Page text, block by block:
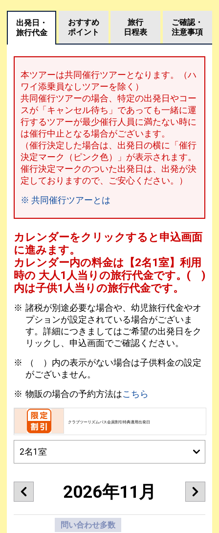
出発日・
旅行代金
おすすめ
ポイント
旅行
日程表
ご確認・
注意事項
本ツアーは共同催行ツアーとなります。（ハ
ワイ添乗員なしツアーを除く）
共同催行ツアーの場合、特定の出発日やコー
スが「キャンセル待ち」であっても一緒に運
行するツアーが最少催行人員に満たない時に
は催行中止となる場合がございます。
（催行決定した場合は、出発日の横に「催行
決定マーク（ピンク色）」が表示されます。
催行決定マークのついた出発日は、出発が決
定しておりますので、ご安心ください。）
※ 共同催行ツアーとは
カレンダーをクリックすると申込画面
に進みます。
カレンダー内の料金は 【2名1室】利用
時の 大人1人当りの旅行代金です。 ( )
内は子供1人当りの旅行代金です。
諸税が別途必要な場合や、幼児旅行代金やオ
プションが設定されている場合がございま
す。詳細につきましてはご希望の出発日をク
リックし、申込画面でご確認ください。
（ ）内の表示がない場合は子供料金の設定
がございません。
物販の場合の予約方法はこちら
クラブツーリズムパス会員割引特典適用出発日
2026年11月
問い合わせ多数